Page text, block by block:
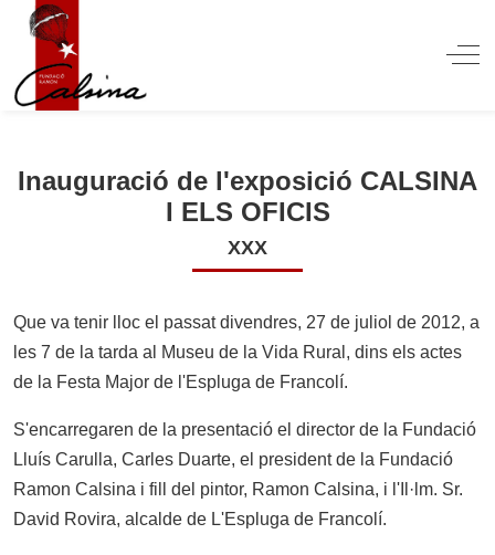
Off-
Inauguració de l'exposició CALSINA
I ELS OFICIS
XXX
Que va tenir lloc el passat divendres, 27 de juliol de 2012, a
les 7 de la tarda al Museu de la Vida Rural, dins els actes
de la Festa Major de l'Espluga de Francolí.
S'encarregaren de la presentació el director de la Fundació
Lluís Carulla, Carles Duarte, el president de la Fundació
Ramon Calsina i fill del pintor, Ramon Calsina, i l'Il·lm. Sr.
David Rovira, alcalde de L'Espluga de Francolí.